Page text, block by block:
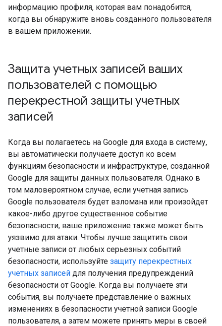
информацию профиля, которая вам понадобится,
когда вы обнаружите вновь созданного пользователя
в вашем приложении.
Защита учетных записей ваших
пользователей с помощью
перекрестной защиты учетных
записей
Когда вы полагаетесь на Google для входа в систему,
вы автоматически получаете доступ ко всем
функциям безопасности и инфраструктуре, созданной
Google для защиты данных пользователя. Однако в
том маловероятном случае, если учетная запись
Google пользователя будет взломана или произойдет
какое-либо другое существенное событие
безопасности, ваше приложение также может быть
уязвимо для атаки. Чтобы лучше защитить свои
учетные записи от любых серьезных событий
безопасности, используйте защиту перекрестных
учетных записей для получения предупреждений
безопасности от Google. Когда вы получаете эти
события, вы получаете представление о важных
изменениях в безопасности учетной записи Google
пользователя, а затем можете принять меры в своей